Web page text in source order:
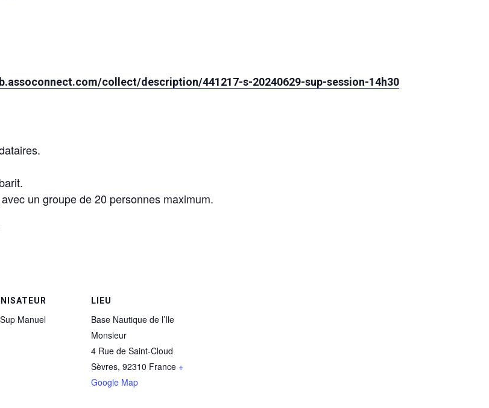
collect/description/441217-s-20240629-sup-session-14h30
avec un groupe de 20 personnes maximum.
Manuel
LIEU
Base Nautique de l’Ile
Monsieur
4 Rue de Saint-Cloud
Sèvres, 92310 France +
Google Map